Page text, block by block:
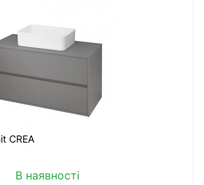
CREA
В наявності